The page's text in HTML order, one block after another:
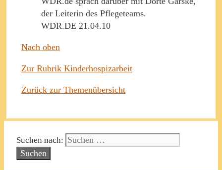
der Leiterin des Pflegeteams.
WDR.DE 21.04.10
Nach oben
Zur Rubrik Kinderhospizarbeit
Zurück zur Themenübersicht
Suchen nach: